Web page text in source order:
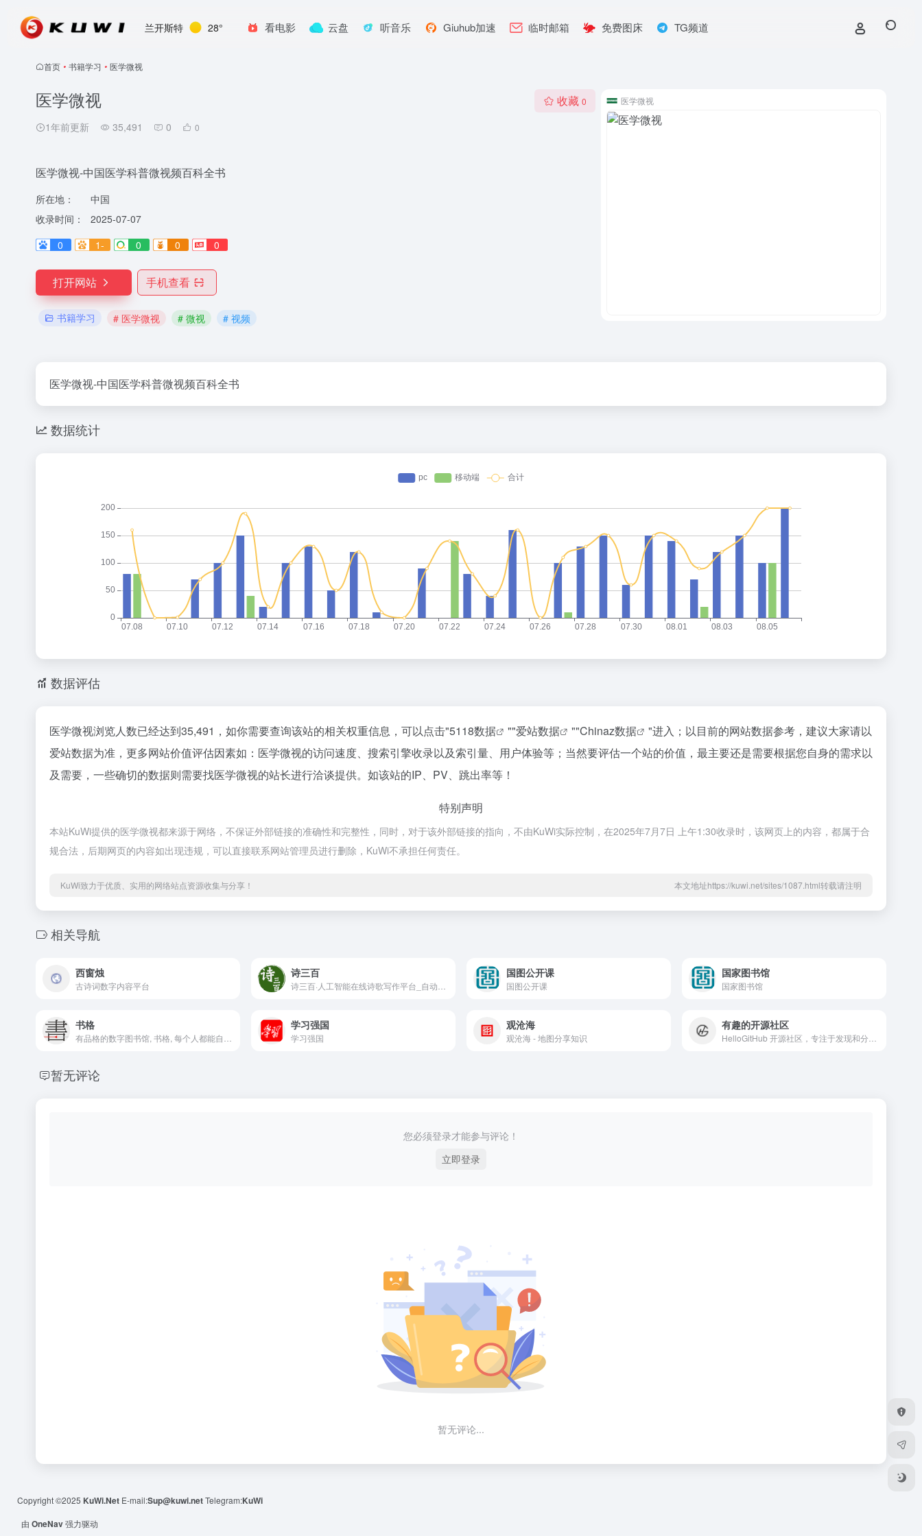
兰开斯特 28° 看电影 云盘 听音乐 Giuhub加速 临时邮箱 免费图床 TG频道
首页 • 书籍学习 • 医学微视
医学微视
1年前更新 35,491 0 0
收藏 0
医学微视-中国医学科普微视频百科全书
所在地：
中国
收录时间：
2025-07-07
0
1- 0 0 0
打开网站 手机查看
书籍学习 # 医学微视 # 微视 # 视频
医学微视
医学微视-中国医学科普微视频百科全书
数据统计
数据评估
医学微视浏览人数已经达到35,491，如你需要查询该站的相关权重信息，可以点击"5118数据 ""爱站数据 ""Chinaz数据
"进入；以目前的网站数据参考，建议大家请以
爱站数据为准，更多网站价值评估因素如：医学微视的访问速度、搜索引擎收录以及索引量、用户体验等；当然要评估一个站的价值，最主要还是需要根据您自身的需求以
及需要，一些确切的数据则需要找医学微视的站长进行洽谈提供。如该站的IP、PV、跳出率等！
特别声明
本站KuWi提供的医学微视都来源于网络，不保证外部链接的准确性和完整性，同时，对于该外部链接的指向，不由KuWi实际控制，在2025年7月7日 上午1:30收录时，该网页上的内容，都属于合
规合法，后期网页的内容如出现违规，可以直接联系网站管理员进行删除，KuWi不承担任何责任。
KuWi致力于优质、实用的网络站点资源收集与分享！ 本文地址https://kuwi.net/sites/1087.html转载请注明
相关导航
西窗烛
古诗词数字内容平台
诗三百 国图公开课
国图公开课
国家图书馆
国家图书馆
书格 学习强国
学习强国
观沧海
观沧海 - 地图分享知识
有趣的开源社区
暂无评论
您必须登录才能参与评论！
立即登录
暂无评论...
Copyright ©2025 KuWi.Net E-mail:Sup@kuwi.netTelegram:KuWi
由 OneNav强力驱动